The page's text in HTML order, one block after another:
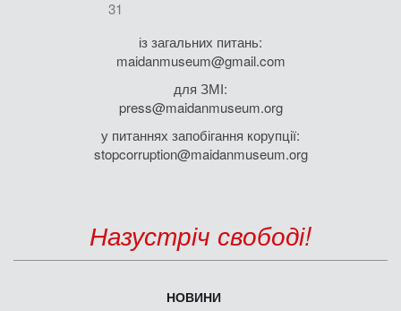
31
із загальних питань:
maidanmuseum@gmail.com
для ЗМІ:
press@maidanmuseum.org
у питаннях запобігання корупції:
stopcorruption@maidanmuseum.org
Назустріч свободі!
НОВИНИ